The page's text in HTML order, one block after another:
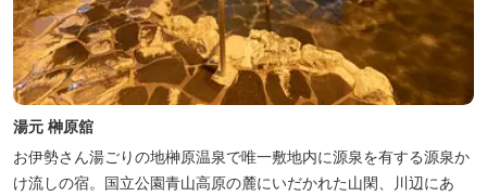
湯元 榊原舘
お伊勢さん湯ごりの地榊原温泉で唯一敷地内に源泉を有する源泉か
け流しの宿。国立公園青山高原の麓にいだかれた山閑、川辺にあ